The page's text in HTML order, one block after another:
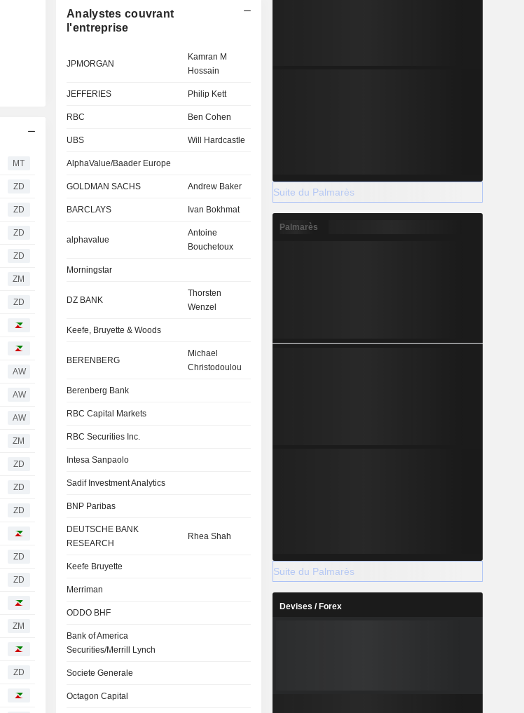
MT
ZD
ZD
ZD
ZD
ZM
ZD
AW
AW
AW
ZM
ZD
ZD
ZD
ZD
ZD
ZM
ZD
Analystes couvrant
l'entreprise
JPMORGAN
Kamran M
Hossain
JEFFERIES Philip Kett
RBC Ben Cohen
UBS Will Hardcastle
AlphaValue/Baader Europe
GOLDMAN SACHS Andrew Baker
BARCLAYS Ivan Bokhmat
alphavalue
Antoine
Bouchetoux
Morningstar
DZ BANK
Thorsten
Wenzel
Keefe, Bruyette & Woods
BERENBERG
Michael
Christodoulou
Berenberg Bank
RBC Capital Markets
RBC Securities Inc.
Intesa Sanpaolo
Sadif Investment Analytics
BNP Paribas
DEUTSCHE BANK
RESEARCH
Rhea Shah
Keefe Bruyette
Merriman
ODDO BHF
Bank of America
Securities/Merrill Lynch
Societe Generale
Octagon Capital
Suite du Palmarès
Palmarès
Suite du Palmarès
Devises / Forex